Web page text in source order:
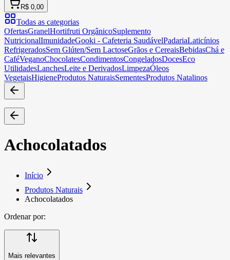
R$ 0,00
Todas as categorias
OfertasGranelHortifruti OrgânicoSuplemento
NutricionalImunidadeGooki - Cafeteria SaudávelPadariaLaticínios
RefrigeradosSem Glúten/Sem LactoseGrãos e CereaisBebidasChá e
CaféVeganoChocolatesCondimentosCongeladosDocesEco
UtilidadesLanchesLeite e DerivadosLimpezaÓleos
VegetaisHigieneProdutos NaturaisSementesProdutos Natalinos
Achocolatados
Início
Produtos Naturais
Achocolatados
Ordenar por:
Mais relevantes